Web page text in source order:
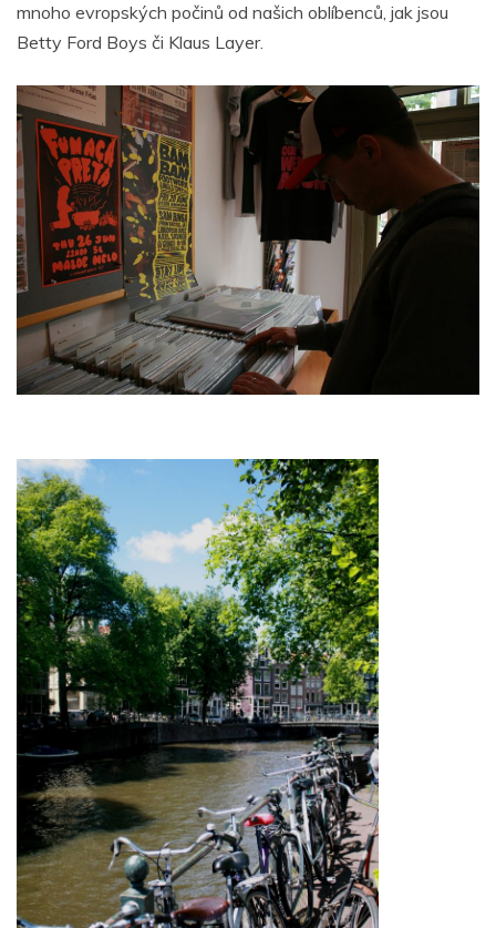
mnoho evropských počinů od našich oblíbenců, jak jsou
Betty Ford Boys či Klaus Layer.